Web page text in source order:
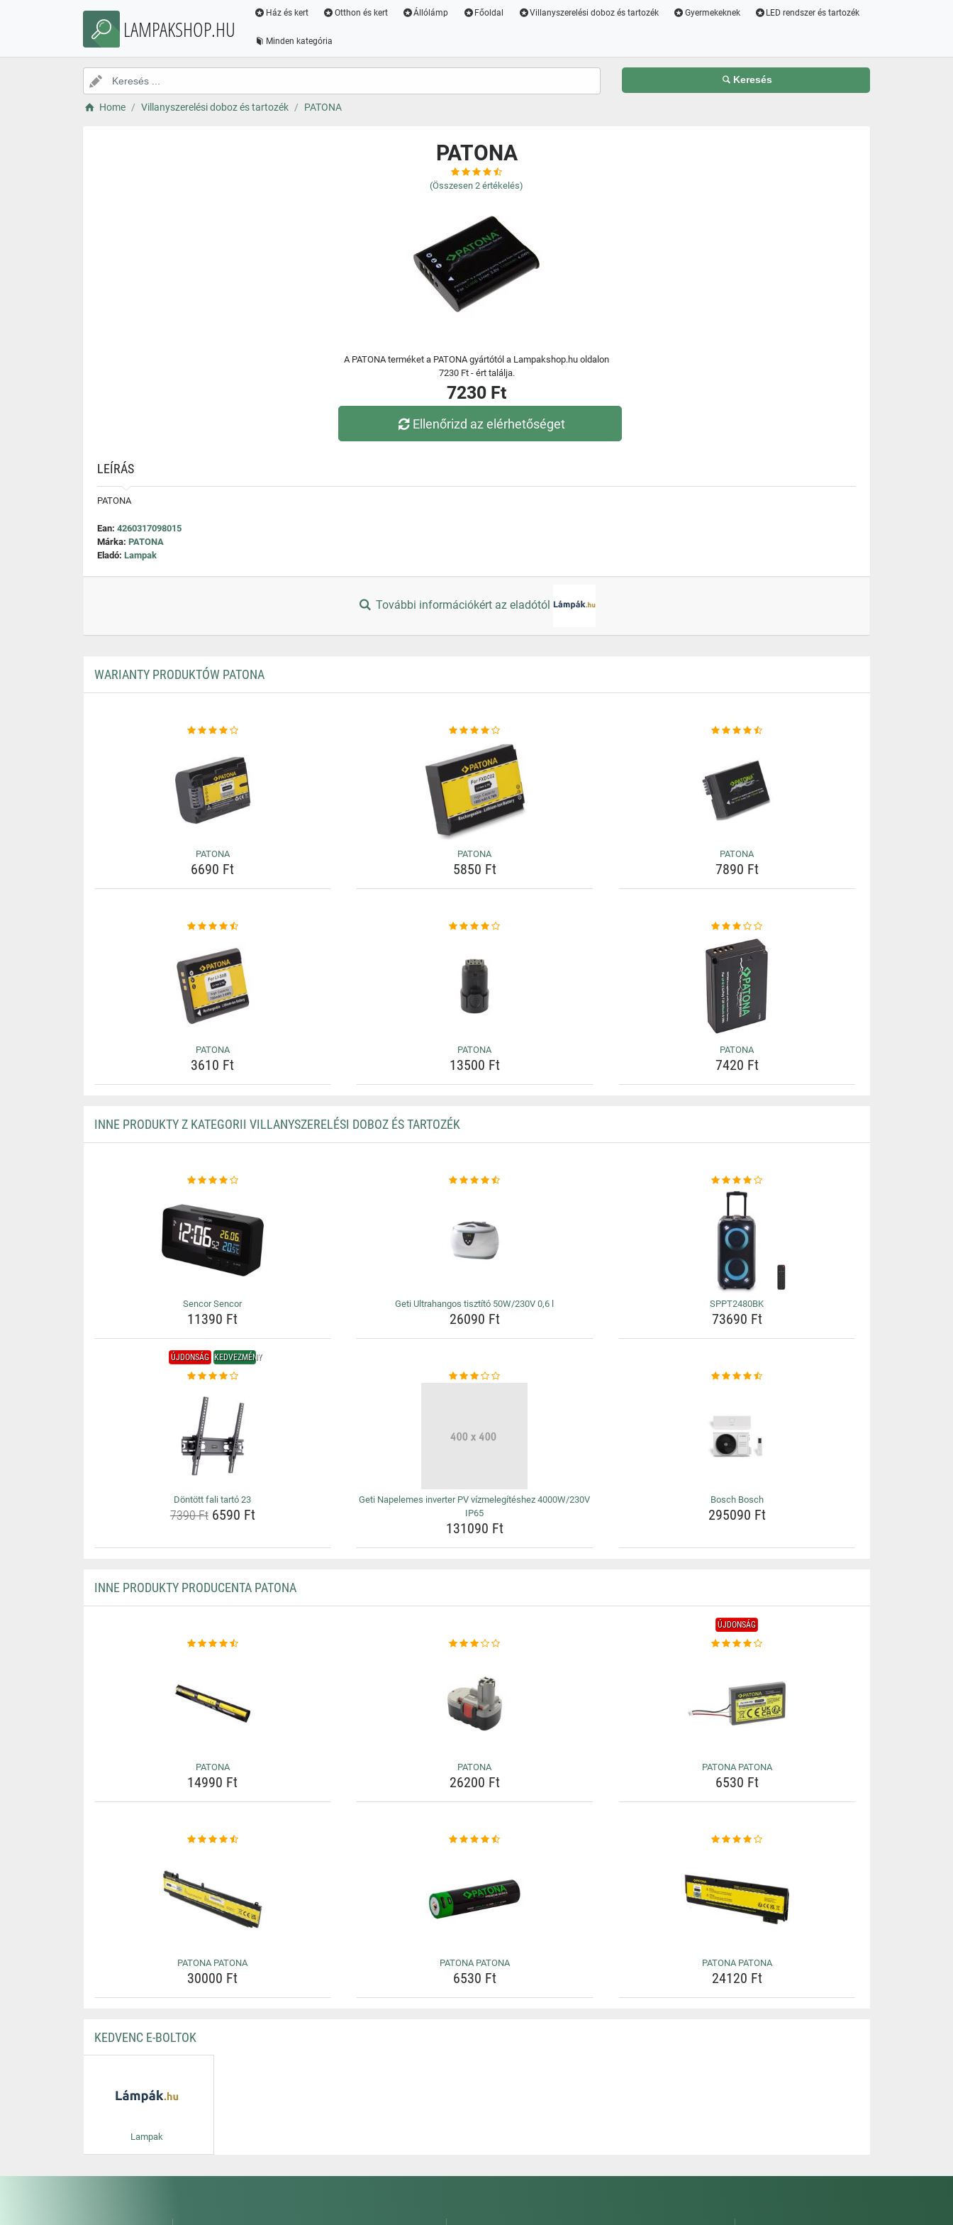
LAMPAKSHOP.HU
Ház és kert Otthon és kert Állólámp Főoldal Villanyszerelési doboz és tartozék Gyermekeknek LED rendszer és tartozék
Minden kategória
Keresés
Home Villanyszerelési doboz és tartozék PATONA
PATONA
(Összesen 2 értékelés)
A PATONA terméket a PATONA gyártótól a Lampakshop.hu oldalon
7230 Ft - ért találja.
7230 Ft
Ellenőrizd az elérhetőséget
LEÍRÁS
PATONA
Ean: 4260317098015
Márka: PATONA
Eladó: Lampak
További információkért az eladótól
WARIANTY PRODUKTÓW PATONA
PATONA
6690 Ft
PATONA
5850 Ft
PATONA
7890 Ft
PATONA
3610 Ft
PATONA
13500 Ft
PATONA
7420 Ft
INNE PRODUKTY Z KATEGORII VILLANYSZERELÉSI DOBOZ ÉS TARTOZÉK
Sencor Sencor
11390 Ft
Geti Ultrahangos tisztító 50W/230V 0,6 l
26090 Ft
SPPT2480BK
73690 Ft
ÚJDONSÁG KEDVEZMÉNY
Döntött fali tartó 23
7390 Ft6590 Ft
Geti Napelemes inverter PV vízmelegítéshez 4000W/230V
IP65
131090 Ft
Bosch Bosch
295090 Ft
INNE PRODUKTY PRODUCENTA PATONA
PATONA
14990 Ft
PATONA
26200 Ft
ÚJDONSÁG
PATONA PATONA
6530 Ft
PATONA PATONA
30000 Ft
PATONA PATONA
6530 Ft
PATONA PATONA
24120 Ft
KEDVENC E-BOLTOK
Lampak